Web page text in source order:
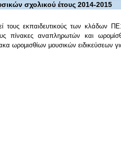
σχολικού έτους 2014-2015
τους εκπαιδευτικούς των
πίνακες αναπληρωτών και
ωρομισθίων μουσικών ειδικεύσεων